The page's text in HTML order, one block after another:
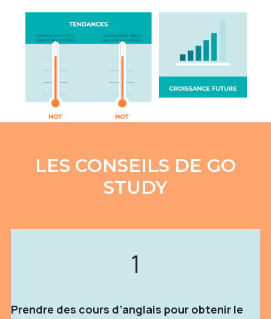
LES CONSEILS DE GO
STUDY
1
Prendre des cours d’anglais pour obtenir le